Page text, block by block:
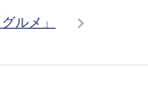
ルメ」